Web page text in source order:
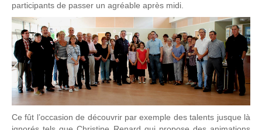
participants de passer un agréable après midi.
Ce fût l’occasion de découvrir par exemple des talents jusque là